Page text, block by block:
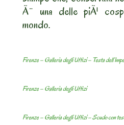
Ã¨ una delle piÃ¹
mondo.
Firenze – Galleria degli Uffizi – Testa
Firenze – Galleria degli Uffizi
Firenze – Galleria degli Uffizi – Scudo con